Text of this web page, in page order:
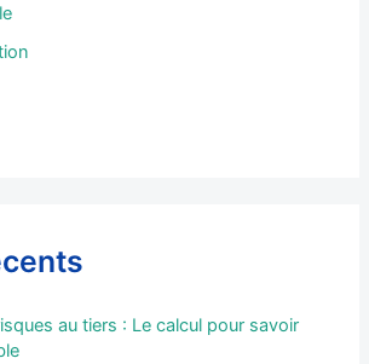
au tiers : Le calcul pour savoir